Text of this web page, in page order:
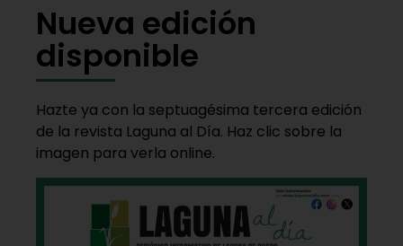
Nueva edición
disponible
Hazte ya con la septuagésima tercera edición
de la revista Laguna al Día. Haz clic sobre la
imagen para verla online.